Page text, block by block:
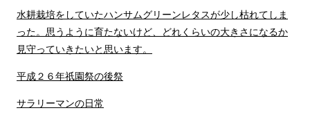
水耕栽培をしていたハンサムグリーンレタスが少し枯れてしま
った。思うように育たないけど、どれくらいの大きさになるか
見守っていきたいと思います。
平成２６年祇園祭の後祭
サラリーマンの日常